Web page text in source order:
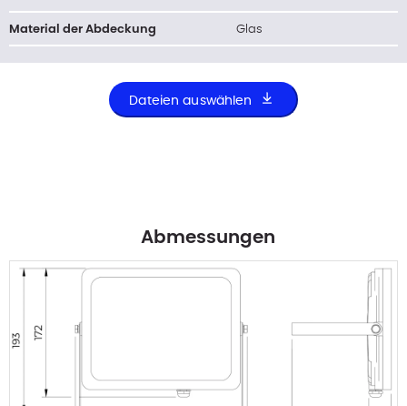
Material der Abdeckung Glas
Dateien auswählen
Abmessungen